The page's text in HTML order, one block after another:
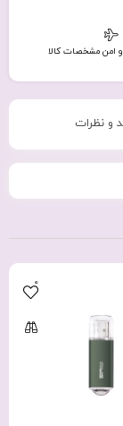
امن مشخصات کالا
و نظرات
0